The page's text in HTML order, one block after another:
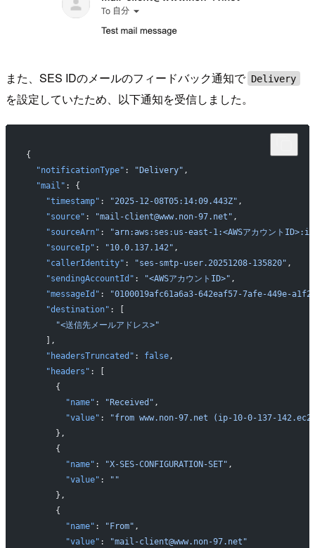
また、SES IDのメールのフィードバック通知で Delivery
を設定していたため、以下通知を受信しました。
{
  "notificationType"
: "Delivery" ,
  "mail"
: {
    "timestamp"
: "2025-12-08T05:14:09.443Z" ,
    "source"
: "mail-client@www.non-97.net" ,
    "sourceArn"
:
"arn:aws:ses:us-east-1:<AWSアカウント
    "sourceIp"
: "10.0.137.142" ,
    "callerIdentity"
: "ses-smtp-user.20251208-135820" ,
    "sendingAccountId"
: "<AWSアカウントID>" ,
    "messageId"
:
"0100019afc61a6a3-642eaf57-7afe-449e-
    "destination"
: [
      "<送信先メールアドレス>"
    ],
    "headersTruncated"
: false,
    "headers"
: [
      {
        "name"
: "Received" ,
        "value"
:
"from www.non-97.net (ip-10-0-137-
      },
      {
        "name"
: "X-SES-CONFIGURATION-SET" ,
        "value"
:
""
      },
      {
        "name"
: "From" ,
        "value"
:
"mail-client@www.non-97.net"